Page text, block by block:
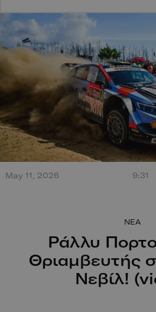
Τεράστια έκρηξη από
περπατώντας!
May 11, 2026 9:31
Ράλλυ
Θριαμβευτής
Νεβίλ!
NEA